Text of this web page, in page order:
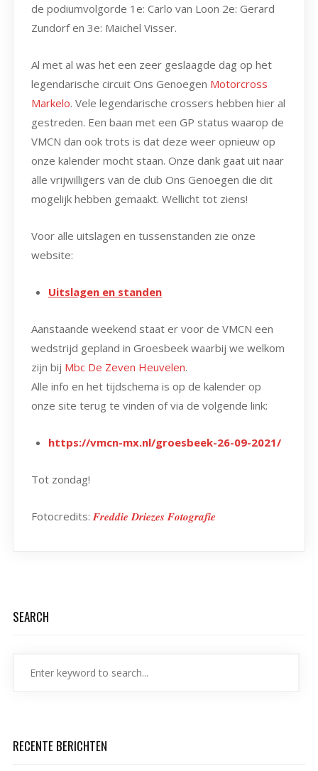
de podiumvolgorde 1e: Carlo van Loon 2e: Gerard
Zundorf en 3e: Maichel Visser.
Al met al was het een zeer geslaagde dag op het
legendarische circuit Ons Genoegen Motorcross
Markelo. Vele legendarische crossers hebben hier al
gestreden. Een baan met een GP status waarop de
VMCN dan ook trots is dat deze weer opnieuw op
onze kalender mocht staan. Onze dank gaat uit naar
alle vrijwilligers van de club Ons Genoegen die dit
mogelijk hebben gemaakt. Wellicht tot ziens!
Voor alle uitslagen en tussenstanden zie onze
website:
Uitslagen en standen
Aanstaande weekend staat er voor de VMCN een
wedstrijd gepland in Groesbeek waarbij we welkom
zijn bij Mbc De Zeven Heuvelen.
Alle info en het tijdschema is op de kalender op
onze site terug te vinden of via de volgende link:
https://vmcn-mx.nl/groesbeek-26-09-2021/
Tot zondag!
Fotocredits: 𝑭𝒓𝒆𝒅𝒅𝒊𝒆 𝑫𝒓𝒊𝒆𝒛𝒆𝒔 𝑭𝒐𝒕𝒐𝒈𝒓𝒂𝒇𝒊𝒆
SEARCH
RECENTE BERICHTEN